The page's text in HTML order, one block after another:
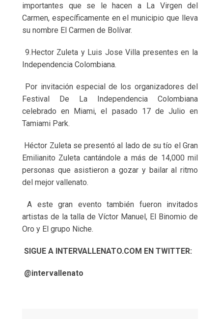
importantes que se le hacen a La Virgen del
Carmen, específicamente en el municipio que lleva
su nombre El Carmen de Bolívar.
9.Hector Zuleta y Luis Jose Villa presentes en la
Independencia Colombiana.
Por invitación especial de los organizadores del
Festival De La Independencia Colombiana
celebrado en Miami, el pasado 17 de Julio en
Tamiami Park.
Héctor Zuleta se presentó al lado de su tío el Gran
Emilianito Zuleta cantándole a más de 14,000 mil
personas que asistieron a gozar y bailar al ritmo
del mejor vallenato.
A este gran evento también fueron invitados
artistas de la talla de Víctor Manuel, El Binomio de
Oro y El grupo Niche.
SIGUE A INTERVALLENATO.COM EN TWITTER:
@intervallenato